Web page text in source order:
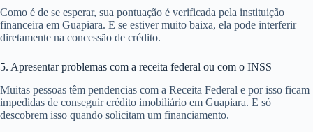
Como é de se esperar, sua pontuação é verificada pela instituição
financeira em Guapiara. E se estiver muito baixa, ela pode interferir
diretamente na concessão de crédito.
5. Apresentar problemas com a receita federal ou com o INSS
Muitas pessoas têm pendencias com a Receita Federal e por isso ficam
impedidas de conseguir crédito imobiliário em Guapiara. E só
descobrem isso quando solicitam um financiamento.